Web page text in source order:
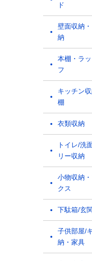
ド
壁面収納
納
本棚・ラ
フ
キッチン
棚
衣類収納
トイレ/洗
リー収納
小物収納
クス
下駄箱/玄
子供部屋/
納・家具